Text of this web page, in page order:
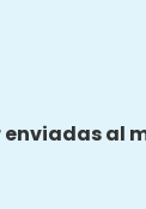
enviadas al